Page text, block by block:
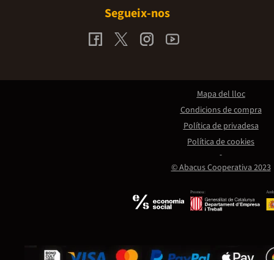
Segueix-nos
Promou:
© Abacus Cooperativa 2023
Mapa del lloc
Condicions de compra
Política de privadesa
Política de cookies